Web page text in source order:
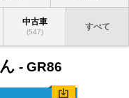
中古車
(547)
すべて
- GR86